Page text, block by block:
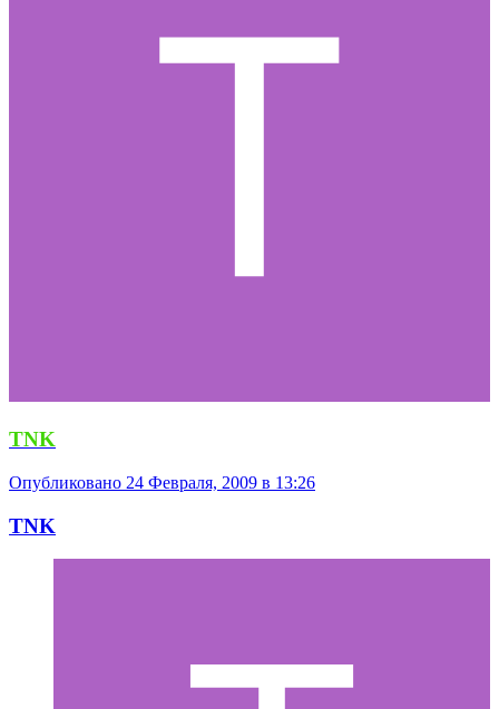
TNK
Опубликовано 24 Февраля, 2009 в 13:26
TNK